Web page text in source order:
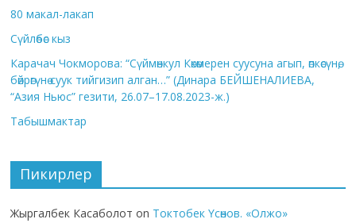
80 макал-лакап
Сүйлөбөс кыз
Карачач Чокморова: “Сүймөнкул Көкөмерен суусуна агып, өпкөсүнө,
бөйрөгүнө суук тийгизип алган…” (Динара БЕЙШЕНАЛИЕВА,
“Азия Ньюс” гезити, 26.07–17.08.2023-ж.)
Табышмактар
Пикирлер
Жыргалбек Касаболот on Токтобек Үсөнов. «Олжо»